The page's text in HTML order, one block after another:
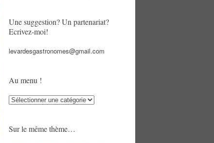
Une suggestion? Un partenariat?
Ecrivez-moi!
levardesgastronomes@gmail.com
Au menu !
Au
Sur le même thème…